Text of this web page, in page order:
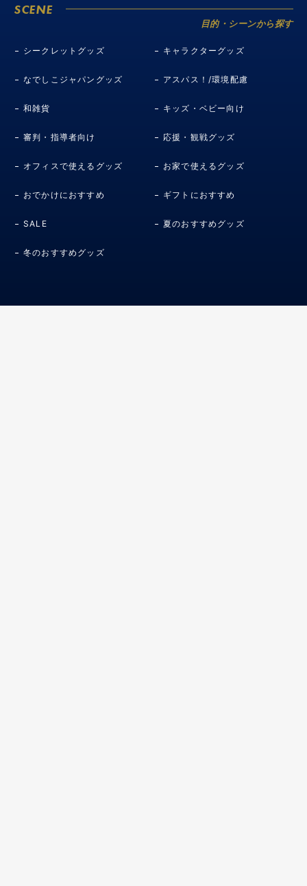
SCENE
目的・シーンから探す
シークレットグッズ キャラクターグッズ
なでしこジャパングッズ アスパス！/環境配慮
和雑貨 キッズ・ベビー向け
審判・指導者向け 応援・観戦グッズ
オフィスで使えるグッズ お家で使えるグッズ
おでかけにおすすめ ギフトにおすすめ
SALE 夏のおすすめグッズ
冬のおすすめグッズ